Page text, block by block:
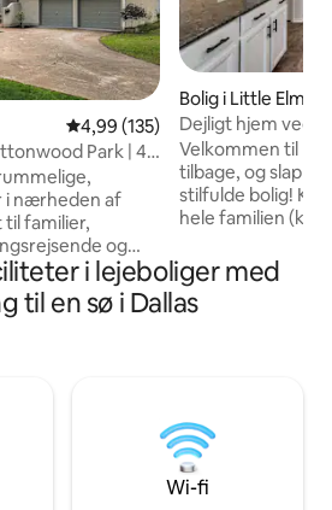
4,99 ud af 5 i gennemsnitlig
4,99 (135)
Park | 4
senge
i nærheden af
og
- to store
et
pool, tennis
minuts gang væk.
og
til arbejde eller
Bolig i Little Elm
Dejligt hjem ved
Velkommen til
tilbage, og slap af
stilfulde bolig!
hele familien
opdaterede
åben
der kan lide at
udsigt over søen
behageligt +
med Netflix
i lejeboliger med
til en sø i Dallas
Wi-fi